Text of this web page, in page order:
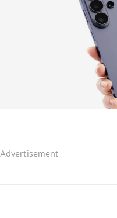
Advertisement